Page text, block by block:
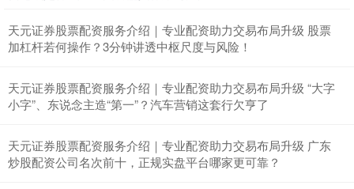
天元证券股票配资服务介绍｜专业配资助力交易布局升级 股票
加杠杆若何操作？3分钟讲透中枢尺度与风险！
天元证券股票配资服务介绍｜专业配资助力交易布局升级 “大字
小字”、东说念主造“第一”？汽车营销这套行欠亨了
天元证券股票配资服务介绍｜专业配资助力交易布局升级 广东
炒股配资公司名次前十，正规实盘平台哪家更可靠？